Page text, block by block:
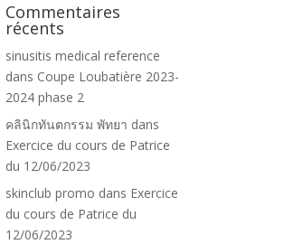
Commentaires
récents
sinusitis medical reference
dans Coupe Loubatière 2023-
2024 phase 2
คลินิกทันตกรรม พัทยา dans
Exercice du cours de Patrice
du 12/06/2023
skinclub promo dans Exercice
du cours de Patrice du
12/06/2023